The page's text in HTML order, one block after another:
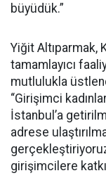
büyüdük.”
Yiğit Altıparmak,
tamamlayıcı
mutlulukla
“Girişimci
İstanbul’a
adrese
girişimcilere katkı